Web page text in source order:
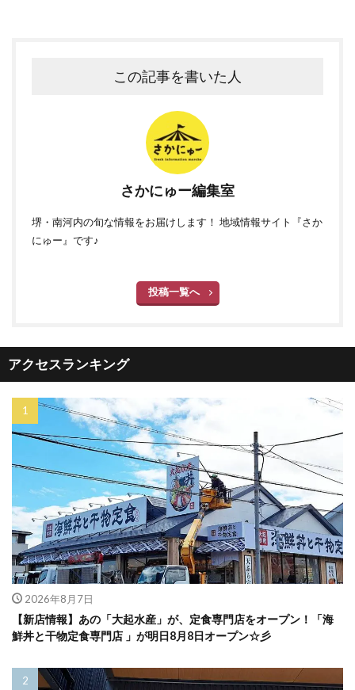
この記事を書いた人
さかにゅー編集室
堺・南河内の旬な情報をお届けします！ 地域情報サイト『さか
にゅー』です♪
投稿一覧へ
アクセスランキング
2026年8月7日
【新店情報】あの「大起水産」が、定食専門店をオープン！「海
鮮丼と干物定食専門店 」が明日8月8日オープン☆彡